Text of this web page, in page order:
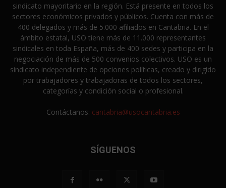
sindicato mayoritario en la región. Está presente en todos los
sectores económicos privados y públicos. Cuenta con más de
400 delegados y más de 5.000 afiliados en Cantabria. En el
ámbito estatal, USO tiene más de 11.000 representantes
sindicales en toda España, más de 400 sedes y participa en la
negociación de más de 500 convenios colectivos. USO es un
sindicato independiente de opciones políticas, creado y dirigido
por trabajadores y trabajadoras de todos los sectores,
categorías y condición social o profesional.
Contáctanos: cantabria@usocantabria.es
SÍGUENOS